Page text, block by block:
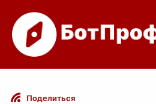
Режимы бота
Поделиться